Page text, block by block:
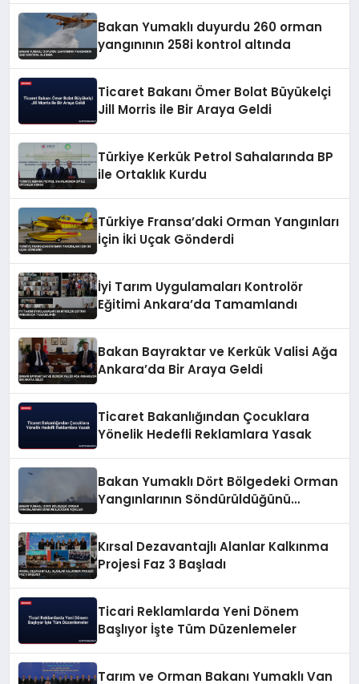
Bakan Yumaklı duyurdu 260 orman
yangınının 258i kontrol altında
Ticaret Bakanı Ömer Bolat Büyükelçi
Jill Morris ile Bir Araya Geldi
Türkiye Kerkük Petrol Sahalarında BP
ile Ortaklık Kurdu
Türkiye Fransa’daki Orman Yangınları
İçin İki Uçak Gönderdi
İyi Tarım Uygulamaları Kontrolör
Eğitimi Ankara’da Tamamlandı
Bakan Bayraktar ve Kerkük Valisi Ağa
Ankara’da Bir Araya Geldi
Ticaret Bakanlığından Çocuklara
Yönelik Hedefli Reklamlara Yasak
Bakan Yumaklı Dört Bölgedeki Orman
Yangınlarının Söndürüldüğünü
Kırsal Dezavantajlı Alanlar Kalkınma
Projesi Faz 3 Başladı
Ticari Reklamlarda Yeni Dönem
Başlıyor İşte Tüm Düzenlemeler
Tarım ve Orman Bakanı Yumaklı Van